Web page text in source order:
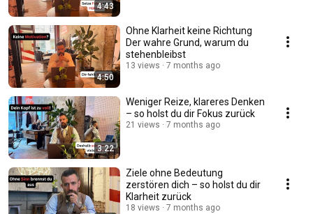
4:43
4:50
Ohne Klarheit keine Richtung
Der wahre Grund, warum du
stehenbleibst
13 views 7 months ago
3:22
Weniger Reize, klareres Denken
– so holst du dir Fokus zurück
21 views 7 months ago
Ziele ohne Bedeutung
zerstören dich – so holst du dir
Klarheit zurück
18 views 7 months ago